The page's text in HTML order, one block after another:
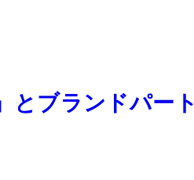
とブランドパー